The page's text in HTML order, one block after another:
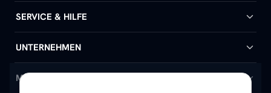
Badheizkörper
Handtuchheizkörper
Design-Heizkörper
SERVICE & HILFE
Hilfe & Kontakt
Versand & Lieferung
UNTERNEHMEN
Wir über uns
MEIN KONTO